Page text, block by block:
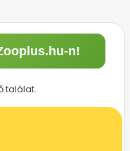
n!
találat.